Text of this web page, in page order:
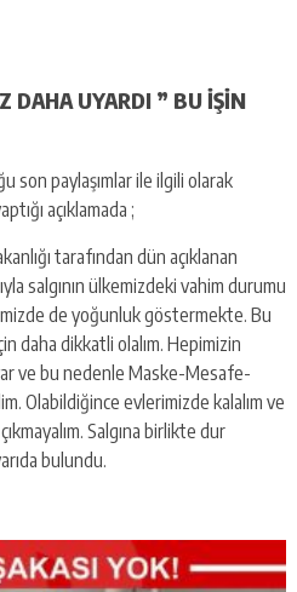
DAHA UYARDI ” BU İŞİN
son paylaşımlar ile ilgili olarak
açıklamada ;
tarafından dün açıklanan
salgının ülkemizdeki vahim durumu
de yoğunluk göstermekte. Bu
daha dikkatli olalım. Hepimizin
ve bu nedenle Maske-Mesafe-
Olabildiğince evlerimizde kalalım ve
Salgına birlikte dur
bulundu.